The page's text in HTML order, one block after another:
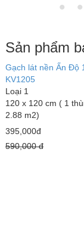
Sản phẩm
Gạch lát nền Ấn Độ
KV1205
Loại 1
120 x 120 cm ( 1
2.88 m2)
395,000đ
590,000 đ